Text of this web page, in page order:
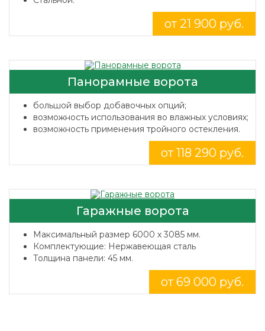
от 21 900 руб.
Панорамные ворота
большой выбор добавочных опций;
возможность использования во влажных условиях;
возможность применения тройного остекления.
от 118 290 руб.
Гаражные ворота
Максимальный размер 6000 x 3085 мм.
Комплектующие: Нержавеющая сталь
Толщина панели: 45 мм.
от 69 000 руб.